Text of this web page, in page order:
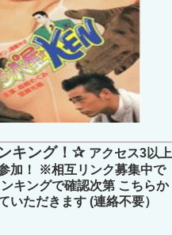
キング！✰ アクセス3以上
加！ ※相互リンク募集中で
キングで確認次第 こちらか
いただきます (連絡不要）